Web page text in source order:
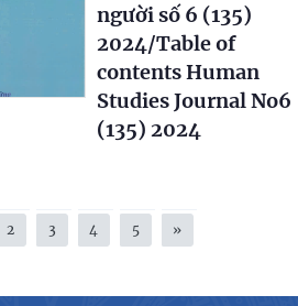
người số 6 (135)
2024/Table of
contents Human
Studies Journal No6
(135) 2024
2 3 4 5 »